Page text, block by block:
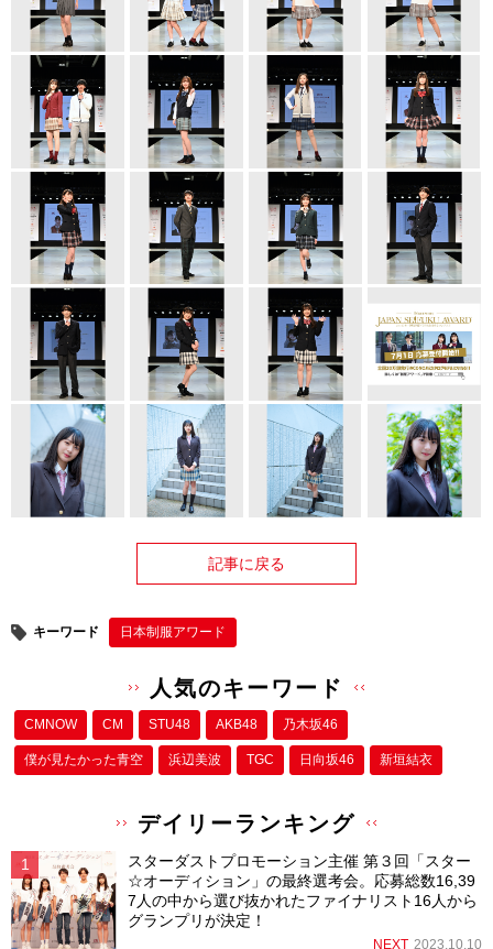
記事に戻る
キーワード 日本制服アワード
人気のキーワード
CMNOW CM STU48 AKB48 乃木坂46
僕が⾒たかった⻘空 浜辺美波 TGC 日向坂46 新垣結衣
デイリーランキング
スターダストプロモーション主催 第３回「スター
☆オーディション」の最終選考会。応募総数16,39
7人の中から選び抜かれたファイナリスト16人から
グランプリが決定！
NEXT 2023.10.10